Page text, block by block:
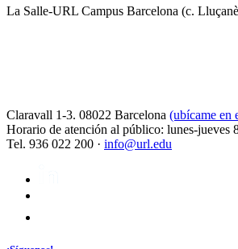
La Salle-URL Campus Barcelona (c.
Claravall 1-3. 08022 Barcelona (ubícame en
Horario de atención al público: lunes-jueves
Tel. 936 022 200 · info@url.edu